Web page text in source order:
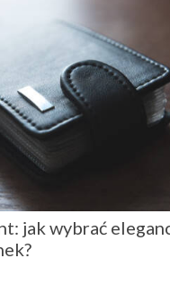
jak wybrać